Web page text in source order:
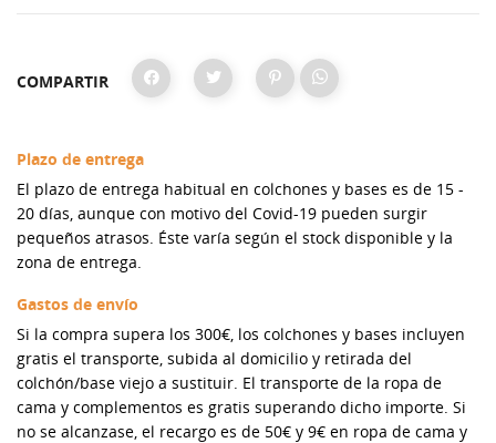
COMPARTIR
Plazo de entrega
El plazo de entrega habitual en colchones y bases es de 15 -
20 días, aunque con motivo del Covid-19 pueden surgir
pequeños atrasos. Éste varía según el stock disponible y la
zona de entrega.
Gastos de envío
Si la compra supera los 300€, los colchones y bases incluyen
gratis el transporte, subida al domicilio y retirada del
colchón/base viejo a sustituir. El transporte de la ropa de
cama y complementos es gratis superando dicho importe. Si
no se alcanzase, el recargo es de 50€ y 9€ en ropa de cama y